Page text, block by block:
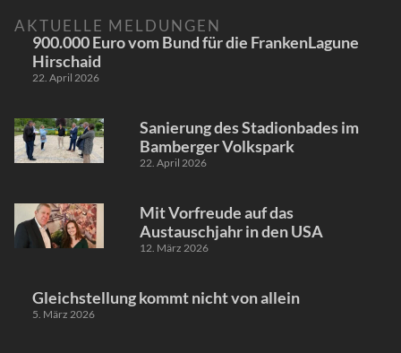
AKTUELLE MELDUNGEN
900.000 Euro vom Bund für die FrankenLagune
Hirschaid
22. April 2026
Sanierung des Stadionbades im
Bamberger Volkspark
22. April 2026
Mit Vorfreude auf das
Austauschjahr in den USA
12. März 2026
Gleichstellung kommt nicht von allein
5. März 2026